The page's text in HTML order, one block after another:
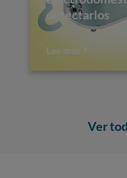
detectarlos
Lee más
Ver